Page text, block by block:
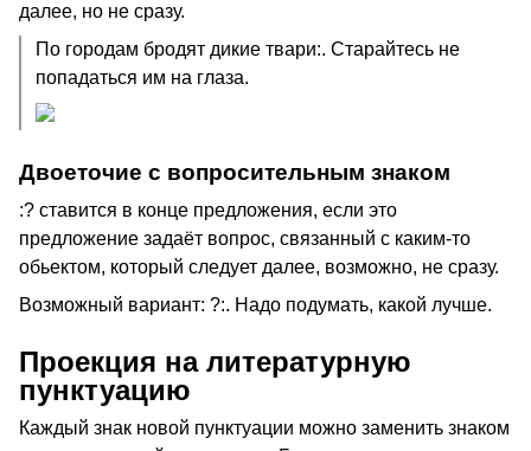
далее, но не сразу.
По городам бродят дикие твари:. Старайтесь не
попадаться им на глаза.
Двоеточие с вопросительным знаком
:? ставится в конце предложения, если это
предложение задаёт вопрос, связанный с каким-то
обьектом, который следует далее, возможно, не сразу.
Возможный вариант: ?:. Надо подумать, какой лучше.
Проекция на литературную
пунктуацию
Каждый знак новой пунктуации можно заменить знаком